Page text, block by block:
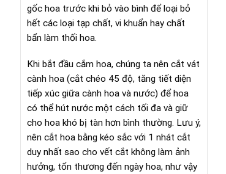
gốc hoa trước khi bỏ vào bình để loại bỏ
hết các loại tạp chất, vi khuẩn hay chất
bẩn làm thối hoa.
Khi bắt đầu cắm hoa, chúng ta nên cắt vát
cành hoa (cắt chéo 45 độ, tăng tiết diện
tiếp xúc giữa cành hoa và nước) để hoa
có thể hút nước một cách tối đa và giữ
cho hoa khó bị tàn hơn bình thường. Lưu ý,
nên cắt hoa bằng kéo sắc với 1 nhát cắt
duy nhất sao cho vết cắt không làm ảnh
hưởng, tổn thương đến ngày hoa, như vậy